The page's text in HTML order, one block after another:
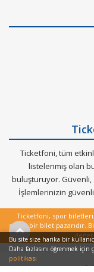
Ticketfoni, tüm
listelenmiş olan
buluşturuyor. Güvenli,
İşlemlerinizin
Ticketfoni, spor
gelen bir bilet pazarıdır.
Bu site size harika bir
Daha fazlasını öğrenmek
politikası